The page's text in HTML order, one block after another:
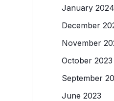
January 2024
December
November
October 2023
September
June 2023